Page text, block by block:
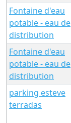
Fontaine d'eau
potable - eau de
distribution
Fontaine d'eau
potable - eau de
distribution
parking esteve
terradas